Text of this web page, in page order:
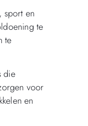
sport en
te
te
die
voor
en